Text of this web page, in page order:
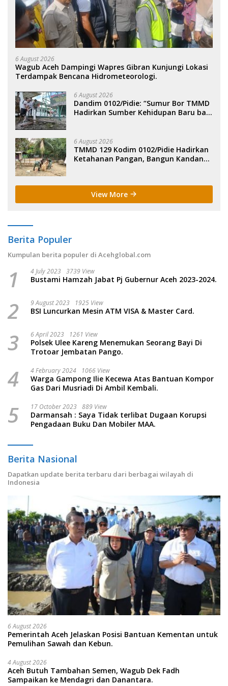
6 August 2026
Wagub Aceh Dampingi Wapres Gibran Kunjungi Lokasi
Terdampak Bencana Hidrometeorologi.
6 August 2026
Dandim 0102/Pidie: “Sumur Bor TMMD
Hadirkan Sumber Kehidupan Baru bagi
6 August 2026
TMMD 129 Kodim 0102/Pidie Hadirkan
Ketahanan Pangan, Bangun Kandang
View More
Berita Populer
Kumpulan berita populer di Acehglobal.com
1 4 July 2023 3739 View
Bustami Hamzah Jabat Pj Gubernur Aceh 2023-2024.
2 9 August 2023 1925 View
BSI Luncurkan Mesin ATM VISA & Master Card.
3 6 April 2023 1261 View
Polsek Ulee Kareng Menemukan Seorang Bayi Di
Trotoar Jembatan Pango.
4 4 February 2024 1066 View
Warga Gampong Ilie Kecewa Atas Bantuan Kompor
Gas Dari Musriadi Di Ambil Kembali.
5 17 October 2023 889 View
Darmansah : Saya Tidak terlibat Dugaan Korupsi
Pengadaan Buku Dan Mobiler MAA.
Berita Nasional
Dapatkan update berita terbaru dari berbagai wilayah di
Indonesia
6 August 2026
Pemerintah Aceh Jelaskan Posisi Bantuan Kementan untuk
Pemulihan Sawah dan Kebun.
4 August 2026
Aceh Butuh Tambahan Semen, Wagub Dek Fadh
Sampaikan ke Mendagri dan Danantara.